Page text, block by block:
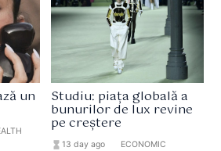
un Studiu: piața globală a
bunurilor de lux revine
pe creștere
hourglass_full 13 day ago ECONOMIC